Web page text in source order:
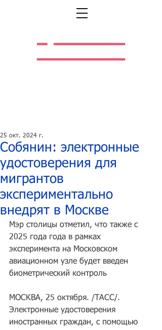
Собянин: электронные
удостоверения для
мигрантов
экспериментально
внедрят в Москве
25 окт. 2024 г.
Мэр столицы отметил, что также с
2025 года года в рамках
эксперимента на Московском
авиационном узле будет введен
биометрический контроль
МОСКВА, 25 октября. /ТАСС/.
Электронные удостоверения
иностранных граждан, с помощью